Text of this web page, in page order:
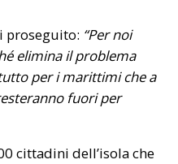
proseguito: “Per noi
elimina il problema
per i marittimi che a
fuori per
cittadini dell’isola che